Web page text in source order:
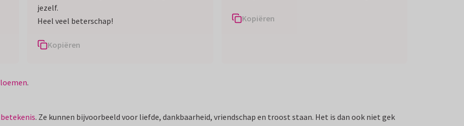
jezelf.
Heel veel beterschap!
Kopiëren
Kopiëren
.
. Ze kunnen bijvoorbeeld voor liefde, dankbaarheid, vriendschap en troost staan. Het is dan ook niet gek